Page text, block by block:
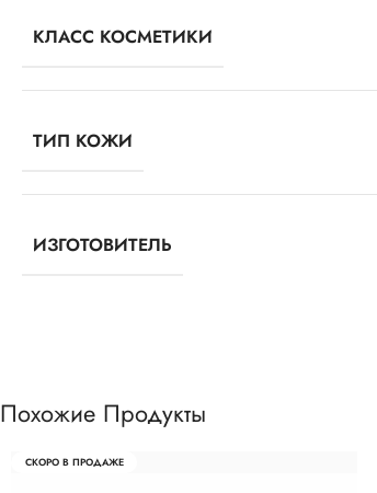
КЛАСС КОСМЕТИКИ
ТИП КОЖИ
ИЗГОТОВИТЕЛЬ
Похожие Продукты
СКОРО В ПРОДАЖЕ